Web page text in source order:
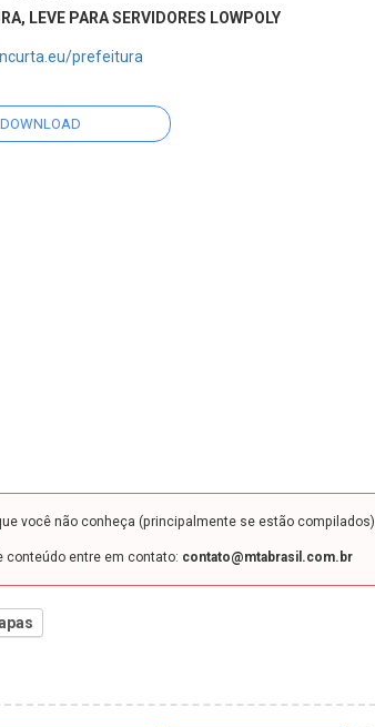
LEVE PARA SERVIDORES LOWPOLY
prefeitura
DOWNLOAD
você não conheça (principalmente se estão compilados)
conteúdo entre em contato: contato@mtabrasil.com.br